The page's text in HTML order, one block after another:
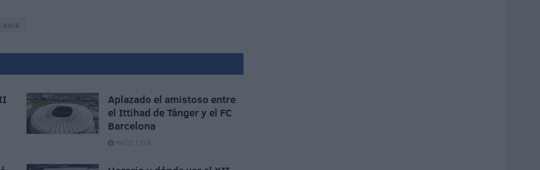
sala
Aplazado el amistoso entre
el Ittihad de Tánger y el FC
Barcelona
HACE 1 DÍA